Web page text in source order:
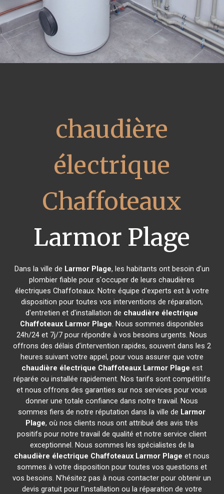
chaudière
électrique
Chaffoteaux
Larmor Plage
Dans la ville de Larmor Plage, les habitants ont besoin d'un
plombier fiable pour s'occuper de leurs chaudières
électriques Chaffoteaux. Notre équipe d'experts est à votre
disposition pour toutes vos interventions de réparation,
d'entretien et d'installation de chaudière électrique
Chaffoteaux Larmor Plage. Nous sommes disponibles
24h/24 et 7j/7 pour répondre à vos besoins urgents. Nous
offrons des délais d'intervention rapides, souvent dans les 2
heures suivant votre appel, pour vous assurer que votre
chaudière électrique Chaffoteaux Larmor Plage est
réparée ou installée rapidement. Nos tarifs sont compétitifs
et nous offrons des garanties sur nos services pour vous
donner une totale confiance dans notre travail. Nous
sommes fiers de notre réputation dans la ville de Larmor
Plage, où nos clients nous ont attribué des avis très
positifs pour notre travail de qualité et notre service client
exceptionnel. Nous sommes les spécialistes de la
chaudière électrique Chaffoteaux Larmor Plage et nous
sommes à votre disposition pour toutes vos questions et
vos besoins. N'hésitez pas à nous contacter pour obtenir un
devis gratuit pour l'installation ou la réparation de votre